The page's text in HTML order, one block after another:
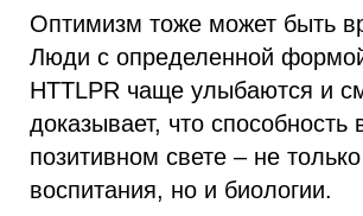
Оптимизм тоже может быть
Люди с определенной
HTTLPR чаще улыбаются и
доказывает, что способность
позитивном свете – не
воспитания, но и биологии.